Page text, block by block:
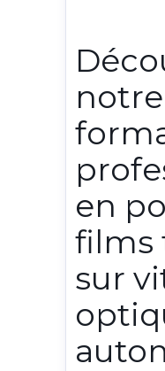
notre
en
films
sur